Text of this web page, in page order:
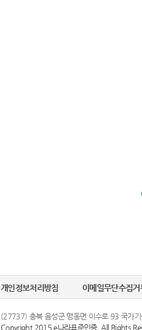
개인정보처리방침 이메일무단수집거
(27737) 충북 음성군 맹동면 이수로 93 국가기
Copyright 2015 e나라표준인증. All Rights